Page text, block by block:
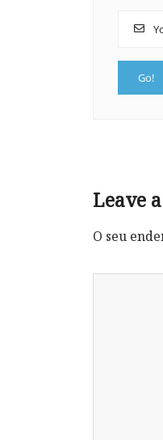
Leave
O seu